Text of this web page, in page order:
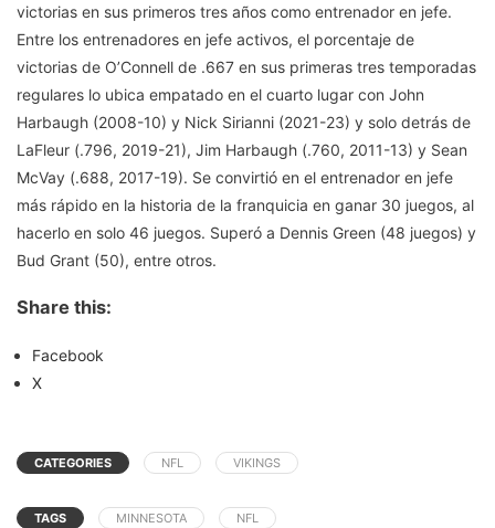
victorias en sus primeros tres años como entrenador en jefe.
Entre los entrenadores en jefe activos, el porcentaje de
victorias de O’Connell de .667 en sus primeras tres temporadas
regulares lo ubica empatado en el cuarto lugar con John
Harbaugh (2008-10) y Nick Sirianni (2021-23) y solo detrás de
LaFleur (.796, 2019-21), Jim Harbaugh (.760, 2011-13) y Sean
McVay (.688, 2017-19). Se convirtió en el entrenador en jefe
más rápido en la historia de la franquicia en ganar 30 juegos, al
hacerlo en solo 46 juegos. Superó a Dennis Green (48 juegos) y
Bud Grant (50), entre otros.
Share this:
Facebook
X
CATEGORIES NFL VIKINGS
TAGS MINNESOTA NFL